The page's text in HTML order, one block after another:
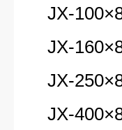
JX-
JX-
JX-
JX-